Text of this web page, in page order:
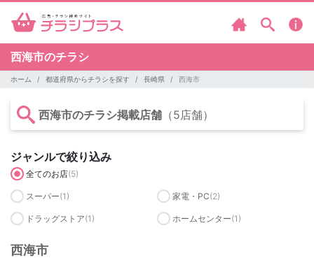
西海市のチラシ
ホーム 都道府県からチラシを探す 長崎県 西海市
西海市のチラシ掲載店舗 （5店舗）
ジャンルで絞り込み
全てのお店(5)
スーパー(1) 家電・PC(2)
ドラッグストア(1) ホームセンター(1)
西海市